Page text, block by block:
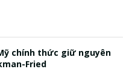
chính thức giữ nguyên
Fried